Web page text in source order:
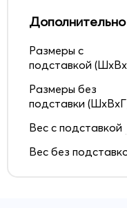
Дополнительно
Размеры с
подставкой
Размеры без
подставки
Вес с подставкой
Вес без